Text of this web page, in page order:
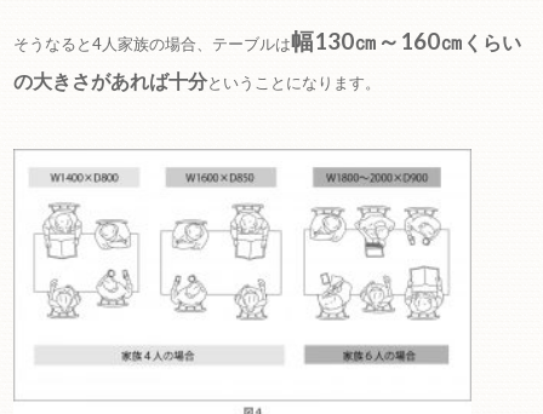
そうなると4人家族の場合、テーブルは幅130㎝～160㎝ くらい
の大きさがあれば十分ということになります。